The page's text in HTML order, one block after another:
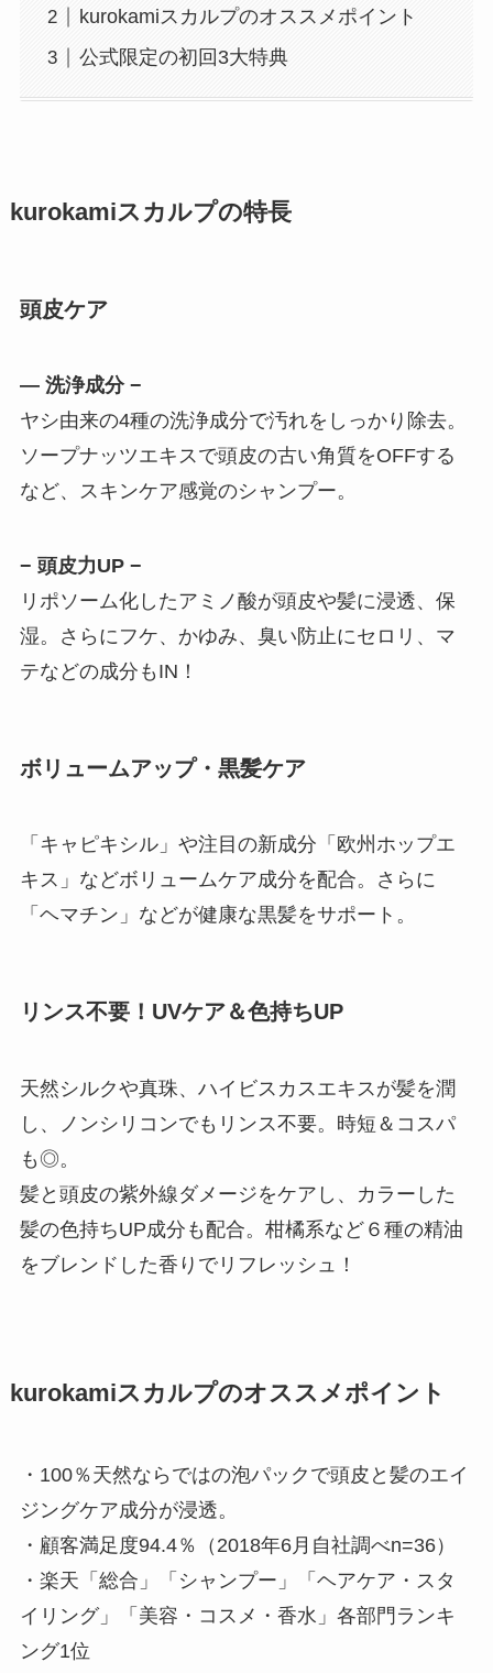
kurokamiスカルプのオススメポイント
公式限定の初回3大特典
kurokamiスカルプの特長
頭皮ケア
― 洗浄成分 −
ヤシ由来の4種の洗浄成分で汚れをしっかり除去。
ソープナッツエキスで頭皮の古い角質をOFFする
など、スキンケア感覚のシャンプー。
− 頭皮力UP −
リポソーム化したアミノ酸が頭皮や髪に浸透、保
湿。さらにフケ、かゆみ、臭い防止にセロリ、マ
テなどの成分もIN！
ボリュームアップ・黒髪ケア
「キャピキシル」や注目の新成分「欧州ホップエ
キス」などボリュームケア成分を配合。さらに
「ヘマチン」などが健康な黒髪をサポート。
リンス不要！UVケア＆色持ちUP
天然シルクや真珠、ハイビスカスエキスが髪を潤
し、ノンシリコンでもリンス不要。時短＆コスパ
も◎。
髪と頭皮の紫外線ダメージをケアし、カラーした
髪の色持ちUP成分も配合。柑橘系など６種の精油
をブレンドした香りでリフレッシュ！
kurokamiスカルプのオススメポイント
・100％天然ならではの泡パックで頭皮と髪のエイ
ジングケア成分が浸透。
・顧客満足度94.4％（2018年6月自社調べn=36）
・楽天「総合」「シャンプー」「ヘアケア・スタ
イリング」「美容・コスメ・香水」各部門ランキ
ング1位